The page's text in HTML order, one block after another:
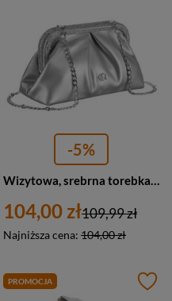
-5%
104,00 zł
Najniższa cena: 104,00 zł
109,99 zł
PROMOCJA